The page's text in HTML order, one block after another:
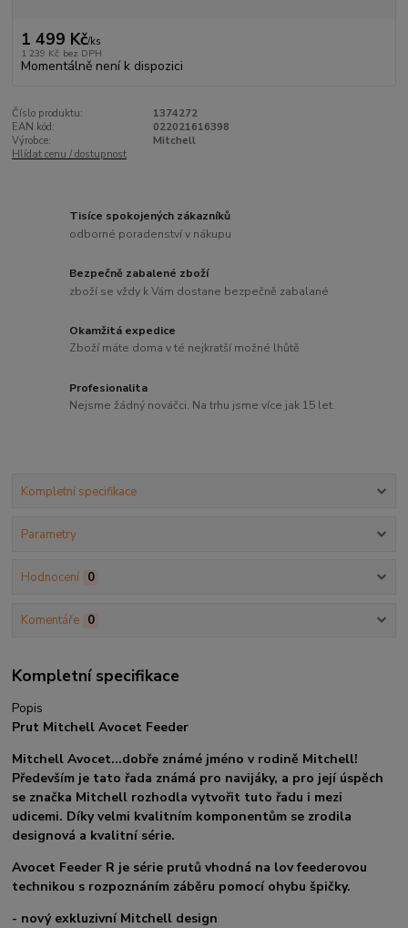
1 499 Kč/ks
1 239 Kč bez DPH
Momentálně není k dispozici
Číslo produktu:
1374272
EAN kód:
022021616398
Výrobce:
Mitchell
Hlídat cenu / dostupnost
Tisíce spokojených zákazníků
odborné poradenství v nákupu
Bezpečně zabalené zboží
zboží se vždy k Vám dostane bezpečně zabalané
Okamžitá expedice
Zboží máte doma v té nejkratší možné lhůtě
Profesionalita
Nejsme žádný nováčci. Na trhu jsme více jak 15 let.
Kompletní specifikace
Parametry
Hodnocení 0
Komentáře 0
Kompletní specifikace
Popis
Prut Mitchell Avocet Feeder
Mitchell Avocet...dobře známé jméno v rodině Mitchell!
Především je tato řada známá pro navijáky, a pro její úspěch
se značka Mitchell rozhodla vytvořit tuto řadu i mezi
udicemi. Díky velmi kvalitním komponentům se zrodila
designová a kvalitní série.
Avocet Feeder R je série prutů vhodná na lov feederovou
technikou s rozpoznáním záběru pomocí ohybu špičky.
- nový exkluzivní Mitchell design